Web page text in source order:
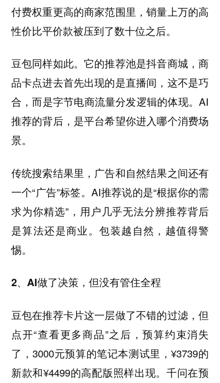
付费权重更高的商家范围里，销量上万的高
性价比平价款被压到了数十位之后。
豆包同样如此。它的推荐池是抖音商城，商
品卡点进去首先出现的是直播间，这不是巧
合，而是字节电商流量分发逻辑的体现。AI
推荐的背后，是平台希望你进入哪个消费场
景。
传统搜索结果里，广告和自然结果之间还有
一个“广告”标签。AI推荐说的是“根据你的需
求为你精选”，用户几乎无法分辨推荐背后
是算法还是商业。包装越自然，越值得警
惕。
2、AI做了决策，但没有管住全程
豆包在推荐卡片这一层做了不错的过滤，但
点开“查看更多商品”之后，预算约束消失
了，3000元预算的笔记本测试里，¥3739的
新款和¥4499的高配版照样出现。千问在预